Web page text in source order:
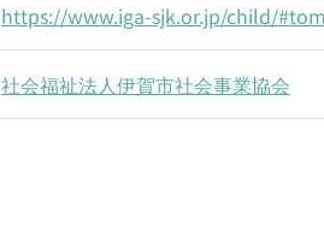
https://www.iga-sjk.or.jp/child/
社会福祉法人伊賀市社会事業協会